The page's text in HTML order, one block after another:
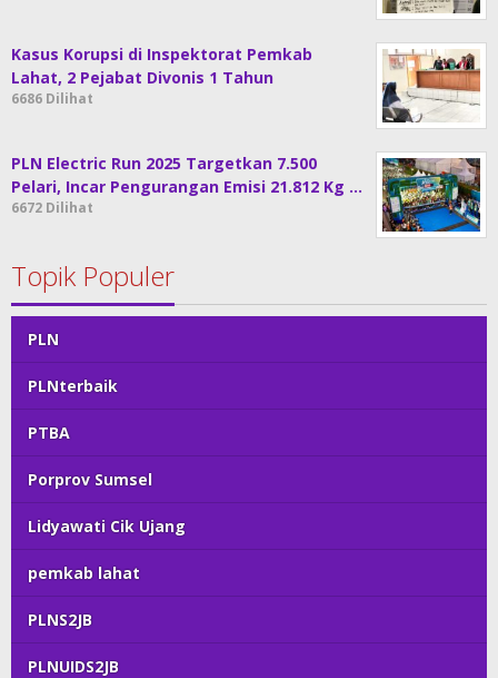
Kasus Korupsi di Inspektorat Pemkab
Lahat, 2 Pejabat Divonis 1 Tahun
6686 Dilihat
PLN Electric Run 2025 Targetkan 7.500
Pelari, Incar Pengurangan Emisi 21.812 Kg …
6672 Dilihat
Topik Populer
PLN
PLNterbaik
PTBA
Porprov Sumsel
Lidyawati Cik Ujang
pemkab lahat
PLNS2JB
PLNUIDS2JB